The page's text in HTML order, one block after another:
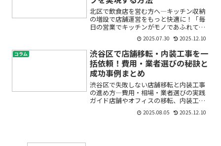
北区で飲食店を営む方へ―キッチン収納
の増設で店舗運営をもっと快適に！「毎
日の営業でキッチンがモノであふれてい
る」「必要な道具がすぐに見つからず作
業が滞る」「もっとスペースを有効活用
したい」――そんなお悩みはありません
か？飲食店のキッチンは限...
2025.07.30 2025.12.10
コラム
渋谷区で店舗移転・内装工事を一
括依頼！費用・業者選びの秘訣と
成功事例まとめ
渋谷区で失敗しない店舗移転と内装工事
の進め方―費用・相場・業者選びの実践
ガイド店舗やオフィスの移転、内装工事
は「何から手をつければいいの？」「費
用はどれくらい？」「信頼できる業者
2025.08.05 2025.12.10